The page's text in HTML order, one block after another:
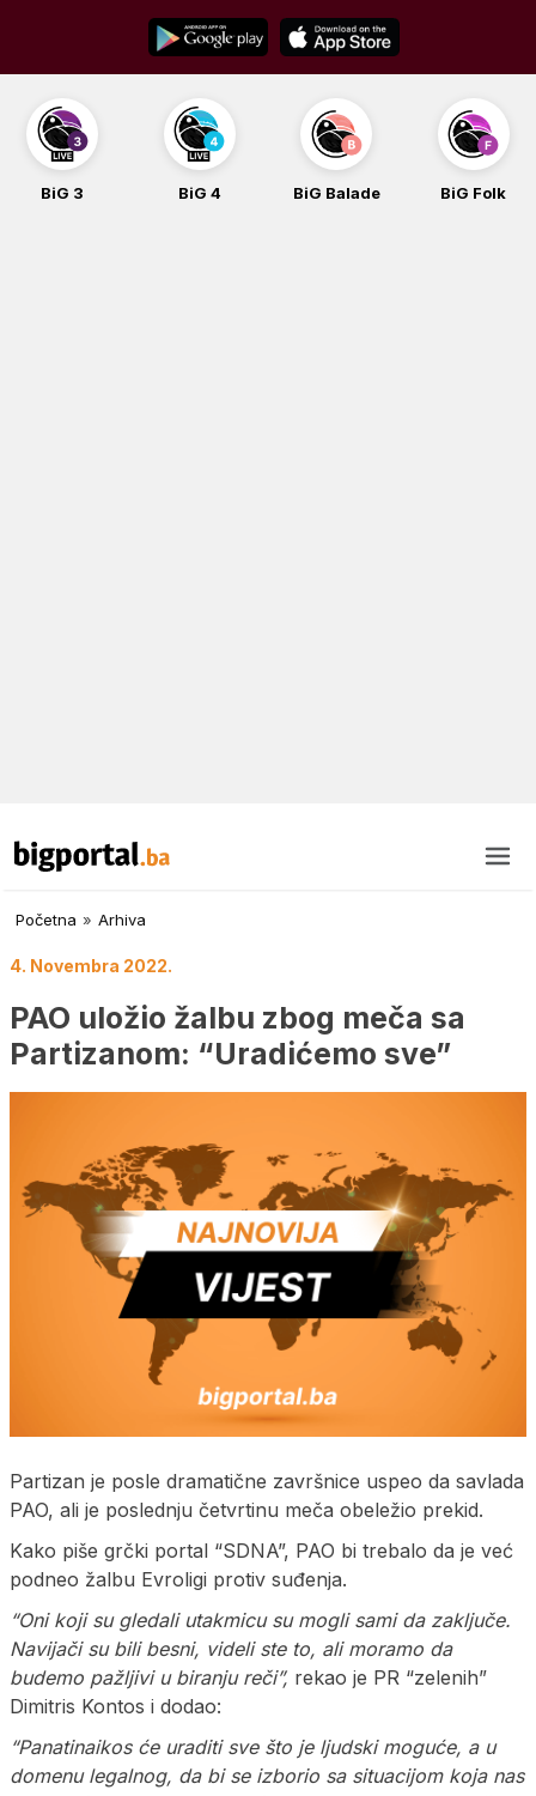
content
BiG 3 BiG 4 BiG Balade BiG Folk
Početna » Arhiva
4. Novembra 2022.
PAO uložio žalbu zbog meča sa
Partizanom: “Uradićemo sve”
Partizan je posle dramatične završnice uspeo da savlada
PAO, ali je poslednju četvrtinu meča obeležio prekid.
Kako piše grčki portal “SDNA”, PAO bi trebalo da je već
podneo žalbu Evroligi protiv suđenja.
“Oni koji su gledali utakmicu su mogli sami da zaključe.
Navijači su bili besni, videli ste to, ali moramo da
budemo pažljivi u biranju reči”, rekao je PR “zelenih”
Dimitris Kontos i dodao:
“Panatinaikos će uraditi sve što je ljudski moguće, a u
domenu legalnog, da bi se izborio sa situacijom koja nas